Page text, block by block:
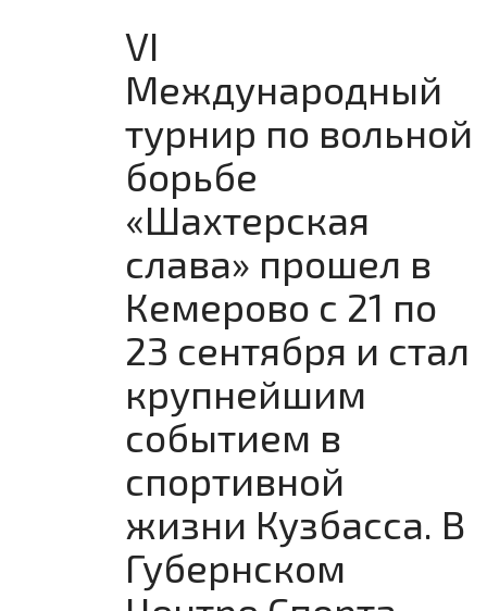
VI
Международный
турнир по вольной
борьбе
«Шахтерская
слава» прошел в
Кемерово с 21 по
23 сентября и стал
крупнейшим
событием в
спортивной
жизни Кузбасса. В
Губернском